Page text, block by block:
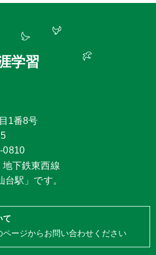
学習
1番8号
0810
下鉄東西線
台駅」です。
て
ージからお問い合わせください